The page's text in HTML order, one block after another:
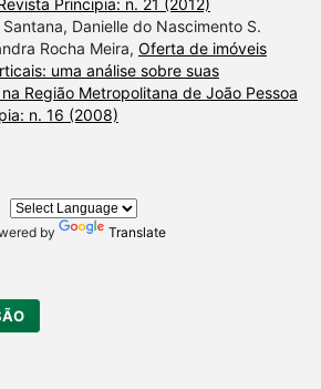
Danielle do Nascimento S.
Rocha Meira, Oferta de imóveis
uma análise sobre suas
Região Metropolitana de João Pessoa
n. 16 (2008)
by Translate